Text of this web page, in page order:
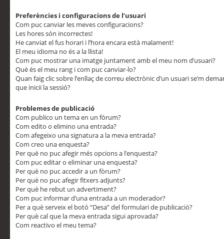
Preferències i configuracions de l’usuari
Com puc canviar les meves configuracions?
Les hores són incorrectes!
He canviat el fus horari i l’hora encara està malament!
El meu idioma no és a la llista!
Com puc mostrar una imatge juntament amb el meu nom d’usuari?
Què és el meu rang i com puc canviar-lo?
Quan faig clic sobre l’enllaç de correu electrònic d’un usuari se’m
que iniciï la sessió?
Problemes de publicació
Com publico un tema en un fòrum?
Com edito o elimino una entrada?
Com afegeixo una signatura a la meva entrada?
Com creo una enquesta?
Per què no puc afegir més opcions a l’enquesta?
Com puc editar o eliminar una enquesta?
Per què no puc accedir a un fòrum?
Per què no puc afegir fitxers adjunts?
Per què he rebut un advertiment?
Com puc informar d’una entrada a un moderador?
Per a què serveix el botó “Desa” del formulari de publicació?
Per què cal que la meva entrada sigui aprovada?
Com reactivo el meu tema?